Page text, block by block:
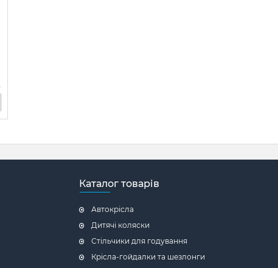
Каталог товарів
Автокрісла
Дитячі коляски
Стільчики для годування
Крісла-гойдалки та шезлонги